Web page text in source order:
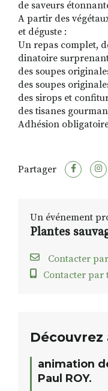
de saveurs
A partir des
et déguste :
Un repas complet,
dinatoire
des soupes
des soupes
des sirops et
des tisanes
Adhésion
Partager
Un événement
Plantes
Contacter
Contacter par
Découvrez
animation
Paul ROY.